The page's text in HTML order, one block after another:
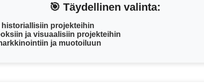
🎯 Täydellinen valinta:
projekteihin
ja visuaalisiin projekteihin
ja muotoiluun